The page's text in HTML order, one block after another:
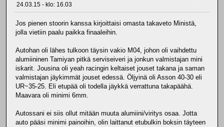
24.03.15 - klo: 16.03
Jos pienen stoorin kanssa kirjoittaisi omasta takaveto Ministä,
jolla vietiin paalu paikka finaaleihin.
Autohan oli lähes tulkoon täysin vakio M04, johon oli vaihdettu
alumiininen Tamiyan pitkä serviseiveri ja jonkun valmistajan mini
iskarit. Jousina oli yeah racingin keltaiset jouset takana ja saman
valmistajan jäykimmät jouset edessä. Öljyinä oli Asson 40-30 eli
UR~35-25. Eli etupää oli todella jäykkä verrattuna takapäähä.
Maavara oli minimi 6mm.
Autossani ei siis ollut mitään muuta alumiini/viritys osaa. Jotta
auto pääsi minimi painoihin, olin laittanut etubulkin boksin täyteen